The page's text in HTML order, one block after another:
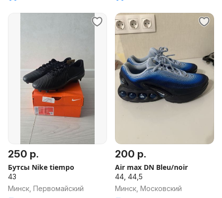
250 р.
Бутсы Nike tiempo
43
Минск, Первомайский
200 р.
Air max DN Bleu/noir
44, 44,5
Минск, Московский